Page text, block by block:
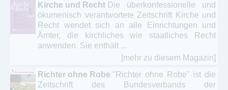
Kirche und Recht Die überkonfessionelle und
ökumenisch verantwortete Zeitschrift Kirche und
Recht wendet sich an alle Einrichtungen und
Ämter, die kirchliches wie staatliches Recht
anwenden. Sie enthält ...
[mehr zu diesem Magazin]
Richter ohne Robe "Richter ohne Robe" ist die
Zeitschrift des Bundesverbands der